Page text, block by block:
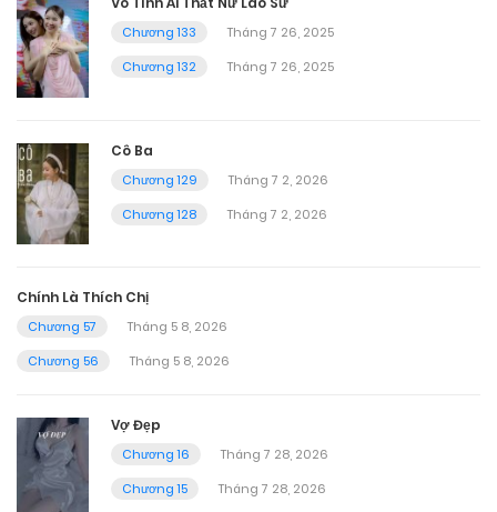
Chương 133
Tháng 7 26, 2025
Chương 132
Tháng 7 26, 2025
Cô Ba
Chương 129
Tháng 7 2, 2026
Chương 128
Tháng 7 2, 2026
Chính Là Thích Chị
Chương 57
Tháng 5 8, 2026
Chương 56
Tháng 5 8, 2026
Vợ Đẹp
Chương 16
Tháng 7 28, 2026
Chương 15
Tháng 7 28, 2026